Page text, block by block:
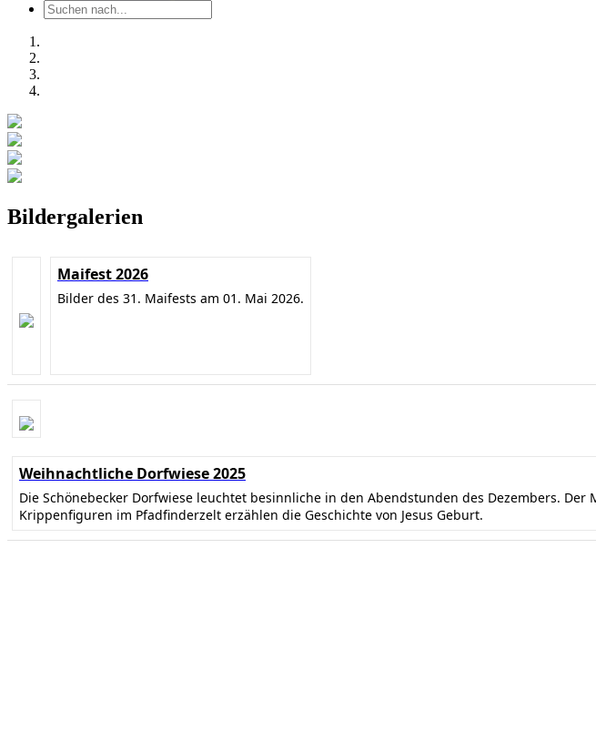
Bildergalerien
Maifest 2026
Bilder des 31. Maifests am 01. Mai 2026.
Weihnachtliche Dorfwiese 2025
Die Schönebecker Dorfwiese leuchtet besinnliche in den Abendstunden des Dezembers.
Krippenfiguren im Pfadfinderzelt erzählen die Geschichte von Jesus Geburt.